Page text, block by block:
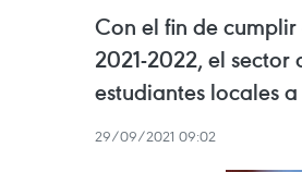
Con el fin de
2021-2022, el
estudiantes locales
29/09/2021 09:02